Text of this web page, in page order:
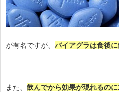
が有名ですが、 バイアグラは食後
また、 飲んでから効果が現れるの